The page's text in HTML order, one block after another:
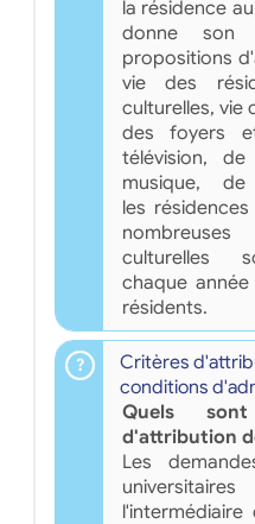
la résidence
donne
propositions
vie des
culturelles, vie
des foyers
télévision,
musique,
les
culturelles
chaque
résidents.
Critères
conditions
Quels
d'attribution
Les